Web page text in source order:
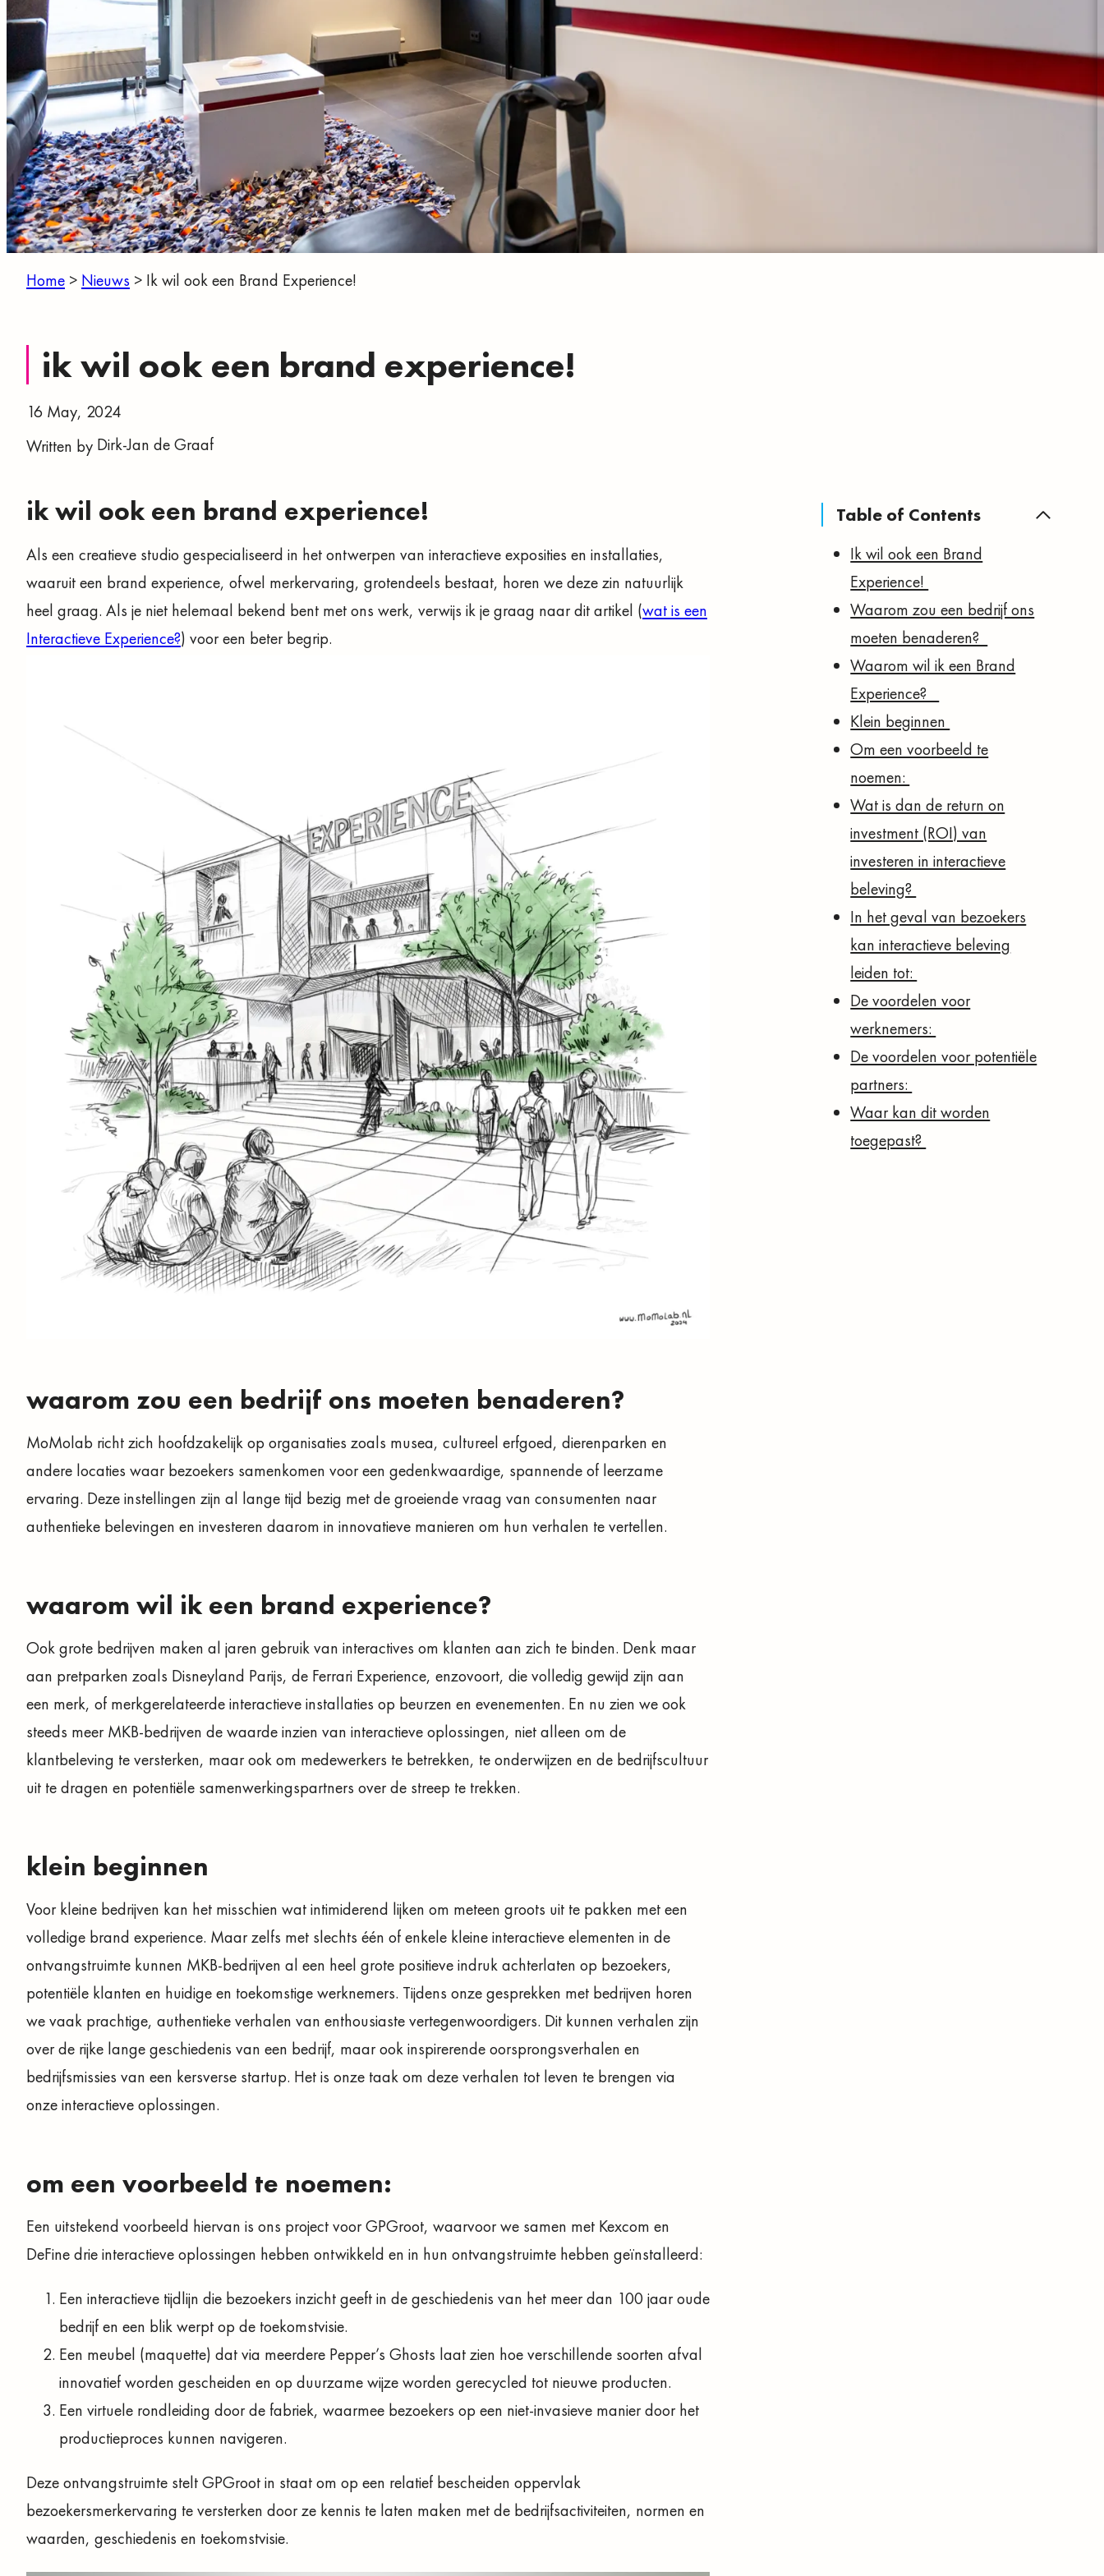
Home > Nieuws > Ik wil ook een Brand Experience!
ik wil ook een brand experience!
16 May, 2024
Written by Dirk-Jan de Graaf
ik wil ook een brand experience!
Als een creatieve studio gespecialiseerd in het ontwerpen van interactieve exposities en installaties,
waaruit een brand experience, ofwel merkervaring, grotendeels bestaat, horen we deze zin natuurlijk
heel graag. Als je niet helemaal bekend bent met ons werk, verwijs ik je graag naar dit artikel (wat is een
Interactieve Experience?) voor een beter begrip.
waarom zou een bedrijf ons moeten benaderen?
MoMolab richt zich hoofdzakelijk op organisaties zoals musea, cultureel erfgoed, dierenparken en
andere locaties waar bezoekers samenkomen voor een gedenkwaardige, spannende of leerzame
ervaring. Deze instellingen zijn al lange tijd bezig met de groeiende vraag van consumenten naar
authentieke belevingen en investeren daarom in innovatieve manieren om hun verhalen te vertellen.
waarom wil ik een brand experience?
Ook grote bedrijven maken al jaren gebruik van interactives om klanten aan zich te binden. Denk maar
aan pretparken zoals Disneyland Parijs, de Ferrari Experience, enzovoort, die volledig gewijd zijn aan
een merk, of merkgerelateerde interactieve installaties op beurzen en evenementen. En nu zien we ook
steeds meer MKB-bedrijven de waarde inzien van interactieve oplossingen, niet alleen om de
klantbeleving te versterken, maar ook om medewerkers te betrekken, te onderwijzen en de bedrijfscultuur
uit te dragen en potentiële samenwerkingspartners over de streep te trekken.
klein beginnen
Voor kleine bedrijven kan het misschien wat intimiderend lijken om meteen groots uit te pakken met een
volledige brand experience. Maar zelfs met slechts één of enkele kleine interactieve elementen in de
ontvangstruimte kunnen MKB-bedrijven al een heel grote positieve indruk achterlaten op bezoekers,
potentiële klanten en huidige en toekomstige werknemers. Tijdens onze gesprekken met bedrijven horen
we vaak prachtige, authentieke verhalen van enthousiaste vertegenwoordigers. Dit kunnen verhalen zijn
over de rijke lange geschiedenis van een bedrijf, maar ook inspirerende oorsprongsverhalen en
bedrijfsmissies van een kersverse startup. Het is onze taak om deze verhalen tot leven te brengen via
onze interactieve oplossingen.
om een voorbeeld te noemen:
Een uitstekend voorbeeld hiervan is ons project voor GPGroot, waarvoor we samen met Kexcom en
DeFine drie interactieve oplossingen hebben ontwikkeld en in hun ontvangstruimte hebben geïnstalleerd:
Een interactieve tijdlijn die bezoekers inzicht geeft in de geschiedenis van het meer dan 100 jaar oude
bedrijf en een blik werpt op de toekomstvisie.
Een meubel (maquette) dat via meerdere Pepper’s Ghosts laat zien hoe verschillende soorten afval
innovatief worden gescheiden en op duurzame wijze worden gerecycled tot nieuwe producten.
Een virtuele rondleiding door de fabriek, waarmee bezoekers op een niet-invasieve manier door het
productieproces kunnen navigeren.
Deze ontvangstruimte stelt GPGroot in staat om op een relatief bescheiden oppervlak
bezoekersmerkervaring te versterken door ze kennis te laten maken met de bedrijfsactiviteiten, normen en
waarden, geschiedenis en toekomstvisie.
Table of Contents
Ik wil ook een Brand
Experience!
Waarom zou een bedrijf ons
moeten benaderen?
Waarom wil ik een Brand
Experience?
Klein beginnen
Om een voorbeeld te
noemen:
Wat is dan de return on
investment (ROI) van
investeren in interactieve
beleving?
In het geval van bezoekers
kan interactieve beleving
leiden tot:
De voordelen voor
werknemers:
De voordelen voor potentiële
partners:
Waar kan dit worden
toegepast?